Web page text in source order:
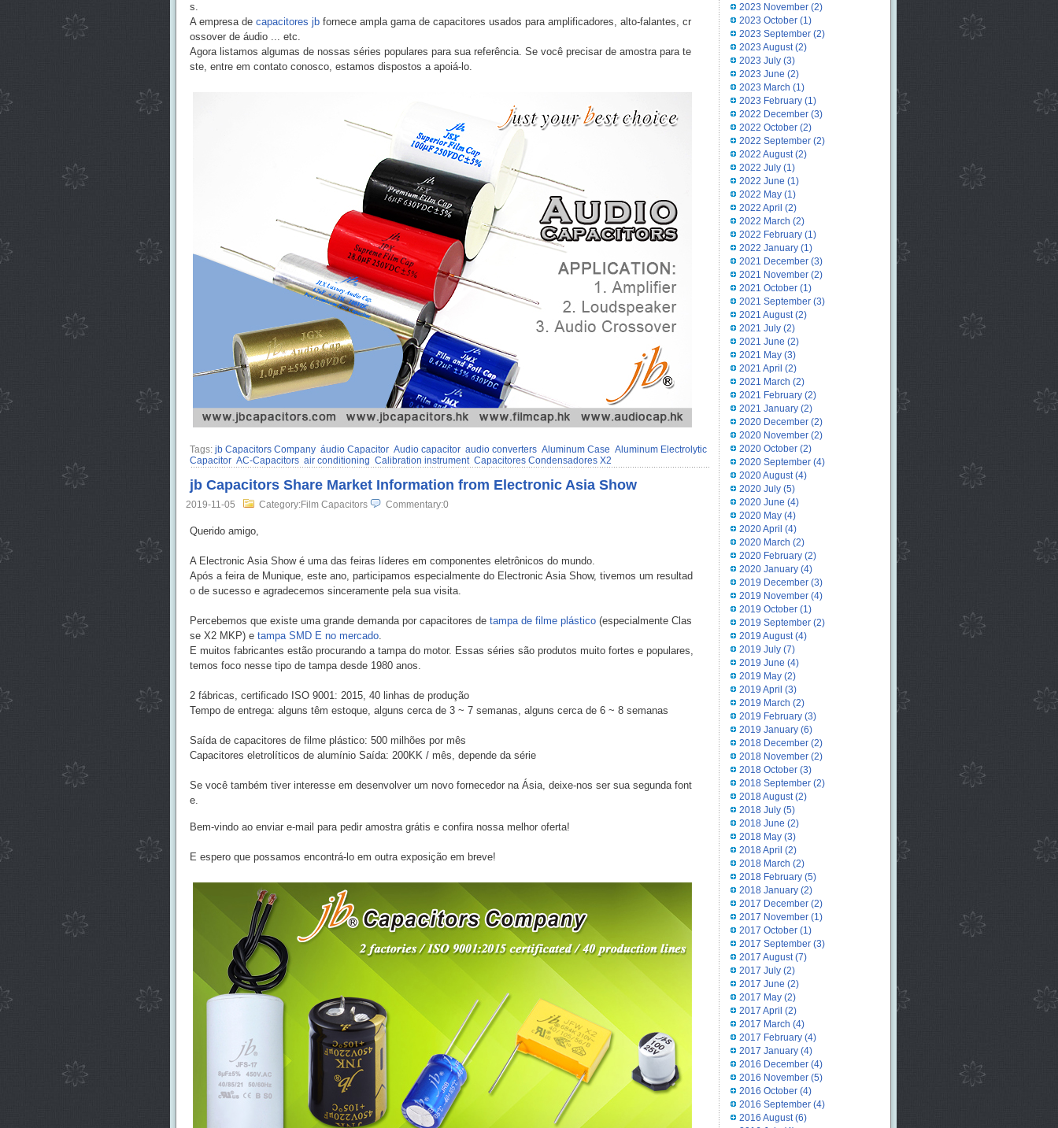
s.
A empresa de capacitores jbfornece ampla gama de capacitores usados para amplificadores, alto-falantes, cr
ossover de áudio ... etc.
Agora listamos algumas de nossas séries populares para sua referência. Se você precisar de amostra para te
ste, entre em contato conosco, estamos dispostos a apoiá-lo.
Tags: jb Capacitors Company áudio Capacitor Audio capacitor audio converters Aluminum Case Aluminum Electrolytic
Capacitor AC-Capacitors air conditioning Calibration instrument Capacitores Condensadores X2
jb Capacitors Share Market Information from Electronic Asia Show
2019-11-05 Category:Film Capacitors Commentary:0
Querido amigo,
A Electronic Asia Show é uma das feiras líderes em componentes eletrônicos do mundo.
Após a feira de Munique, este ano, participamos especialmente do Electronic Asia Show, tivemos um resultad
o de sucesso e agradecemos sinceramente pela sua visita.
Percebemos que existe uma grande demanda por capacitores de tampa de filme plástico (especialmente Clas
se X2 MKP) e tampa SMD E no mercado.
E muitos fabricantes estão procurando a tampa do motor. Essas séries são produtos muito fortes e populares,
temos foco nesse tipo de tampa desde 1980 anos.
2 fábricas, certificado ISO 9001: 2015, 40 linhas de produção
Tempo de entrega: alguns têm estoque, alguns cerca de 3 ~ 7 semanas, alguns cerca de 6 ~ 8 semanas
Saída de capacitores de filme plástico: 500 milhões por mês
Capacitores eletrolíticos de alumínio Saída: 200KK / mês, depende da série
Se você também tiver interesse em desenvolver um novo fornecedor na Ásia, deixe-nos ser sua segunda font
e.
Bem-vindo ao enviar e-mail para pedir amostra grátis e confira nossa melhor oferta!
E espero que possamos encontrá-lo em outra exposição em breve!
2023 November(2)
2023 October(1)
2023 September(2)
2023 August(2)
2023 July(3)
2023 June (2)
2023 March (1)
2023 February(1)
2022 December(3)
2022 October(2)
2022 September(2)
2022 August(2)
2022 July(1)
2022 June (1)
2022 May(1)
2022 April (2)
2022 March (2)
2022 February(1)
2022 January(1)
2021 December(3)
2021 November(2)
2021 October(1)
2021 September(3)
2021 August(2)
2021 July(2)
2021 June (2)
2021 May(3)
2021 April (2)
2021 March (2)
2021 February(2)
2021 January(2)
2020 December(2)
2020 November(2)
2020 October(2)
2020 September(4)
2020 August(4)
2020 July(5)
2020 June (4)
2020 May(4)
2020 April (4)
2020 March (2)
2020 February(2)
2020 January(4)
2019 December(3)
2019 November(4)
2019 October(1)
2019 September(2)
2019 August(4)
2019 July(7)
2019 June (4)
2019 May(2)
2019 April (3)
2019 March (2)
2019 February(3)
2019 January(6)
2018 December(2)
2018 November(2)
2018 October(3)
2018 September(2)
2018 August(2)
2018 July(5)
2018 June (2)
2018 May(3)
2018 April (2)
2018 March (2)
2018 February(5)
2018 January(2)
2017 December(2)
2017 November(1)
2017 October(1)
2017 September(3)
2017 August(7)
2017 July(2)
2017 June (2)
2017 May(2)
2017 April (2)
2017 March (4)
2017 February(4)
2017 January(4)
2016 December(4)
2016 November(5)
2016 October(4)
2016 September(4)
2016 August(6)